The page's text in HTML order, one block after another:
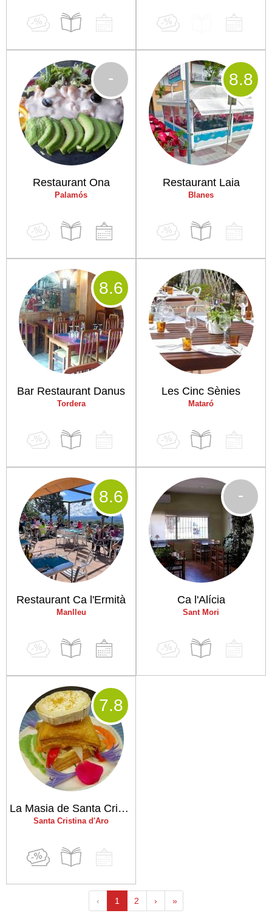
Restaurant Ona
Palamós
-
Restaurant Laia
Blanes
8.8
Bar Restaurant Danus
Tordera
8.6
Les Cinc Sènies
Mataró
Restaurant Ca l'Ermità
Manlleu
8.6
Ca l'Alícia
Sant Mori
-
La Masia de Santa Cristina
Santa Cristina d'Aro
7.8
‹ 1 2 › »